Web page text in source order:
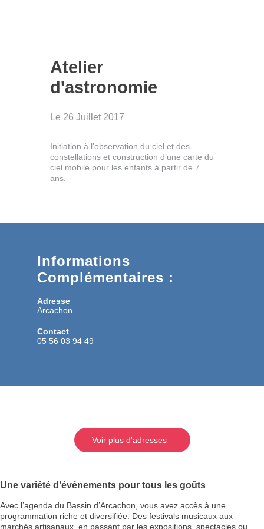
Atelier
d'astronomie
Le 26 Juillet 2017
Initiation à l’observation du ciel et des
constellations et construction d’une carte du
ciel mobile pour les enfants à partir de 7
ans.
Informations
Complémentaires :
Adresse
Arcachon
Contact
05 56 03 94 49
Voir plus d'adresses
Une variété d’événements pour tous les goûts
Avec l’agenda du Bassin d’Arcachon, vous avez accès à une
programmation riche et diversifiée. Des festivals musicaux aux
marchés artisanaux, en passant par les expositions, spectacles ou